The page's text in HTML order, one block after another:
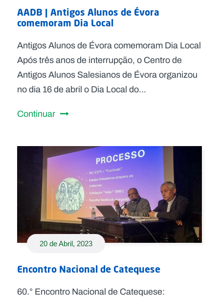
AADB | Antigos Alunos de Évora
comemoram Dia Local
Antigos Alunos de Évora comemoram Dia Local
Após três anos de interrupção, o Centro de
Antigos Alunos Salesianos de Évora organizou
no dia 16 de abril o Dia Local do...
Continuar
20 de Abril, 2023
Encontro Nacional de Catequese
60.° Encontro Nacional de Catequese: